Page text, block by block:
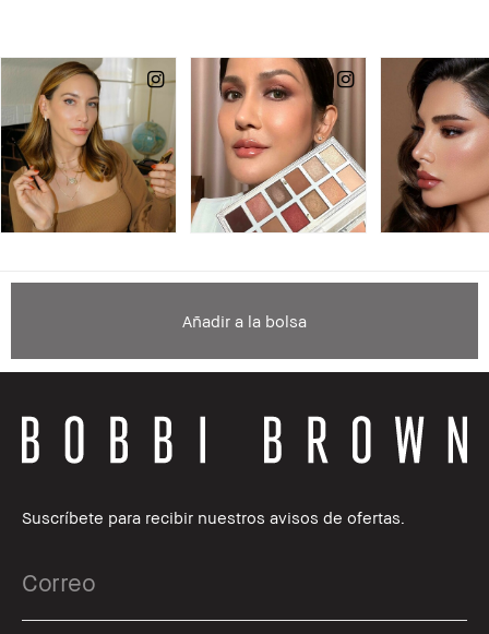
Añadir a la bolsa
Suscríbete para recibir nuestros avisos de ofertas.